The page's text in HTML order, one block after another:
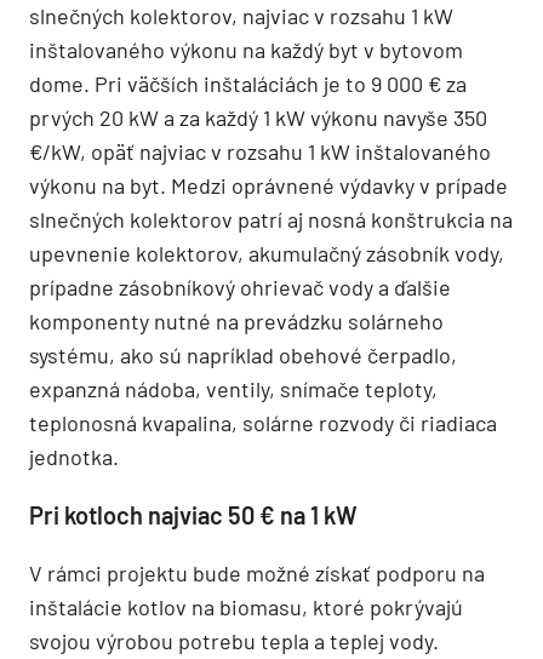
slnečných kolektorov, najviac v rozsahu 1 kW
inštalovaného výkonu na každý byt v bytovom
dome. Pri väčších inštaláciách je to 9 000 € za
prvých 20 kW a za každý 1 kW výkonu navyše 350
€/kW, opäť najviac v rozsahu 1 kW inštalovaného
výkonu na byt. Medzi oprávnené výdavky v prípade
slnečných kolektorov patrí aj nosná konštrukcia na
upevnenie kolektorov, akumulačný zásobník vody,
prípadne zásobníkový ohrievač vody a ďalšie
komponenty nutné na prevádzku solárneho
systému, ako sú napríklad obehové čerpadlo,
expanzná nádoba, ventily, snímače teploty,
teplonosná kvapalina, solárne rozvody či riadiaca
jednotka.
Pri kotloch najviac 50 € na 1 kW
V rámci projektu bude možné získať podporu na
inštalácie kotlov na biomasu, ktoré pokrývajú
svojou výrobou potrebu tepla a teplej vody.